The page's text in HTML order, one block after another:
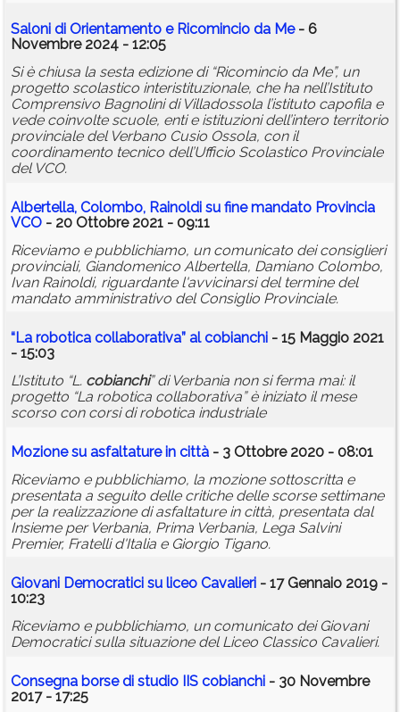
Saloni di Orientamento e Ricomincio da Me- 6
Novembre 2024 - 12:05
Si è chiusa la sesta edizione di “Ricomincio da Me”, un
progetto scolastico interistituzionale, che ha nell’Istituto
Comprensivo Bagnolini di Villadossola l’istituto capofila e
vede coinvolte scuole, enti e istituzioni dell’intero territorio
provinciale del Verbano Cusio Ossola, con il
coordinamento tecnico dell’Ufficio Scolastico Provinciale
del VCO.
Albertella, Colombo, Rainoldi su fine mandato Provincia
VCO - 20 Ottobre 2021 - 09:11
Riceviamo e pubblichiamo, un comunicato dei consiglieri
provinciali, Giandomenico Albertella, Damiano Colombo,
Ivan Rainoldi, riguardante l'avvicinarsi del termine del
mandato amministrativo del Consiglio Provinciale.
“La robotica collaborativa” alcobianchi - 15 Maggio 2021
- 15:03
L’Istituto “L. cobianchi” di Verbania non si ferma mai: il
progetto “La robotica collaborativa” è iniziato il mese
scorso con corsi di robotica industriale
Mozione su asfaltature in città - 3 Ottobre 2020 - 08:01
Riceviamo e pubblichiamo, la mozione sottoscritta e
presentata a seguito delle critiche delle scorse settimane
per la realizzazione di asfaltature in città, presentata dal
Insieme per Verbania, Prima Verbania, Lega Salvini
Premier, Fratelli d'Italia e Giorgio Tigano.
Giovani Democratici su liceo Cavalieri - 17 Gennaio 2019 -
10:23
Riceviamo e pubblichiamo, un comunicato dei Giovani
Democratici sulla situazione del Liceo Classico Cavalieri.
Consegna borse di studio IIS cobianchi - 30 Novembre
2017 - 17:25